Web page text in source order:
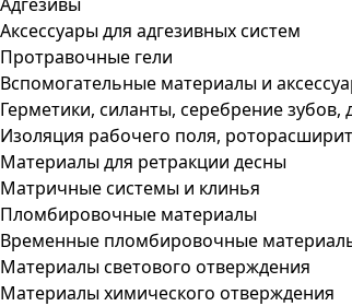
Аксессуары для адгезивных систем
Протравочные гели
Вспомогательные материалы и
Герметики, силанты, серебрение зубов,
Изоляция рабочего поля,
Материалы для ретракции десны
Матричные системы и клинья
Пломбировочные материалы
Временные пломбировочные
Материалы светового отверждения
Материалы химического отверждения